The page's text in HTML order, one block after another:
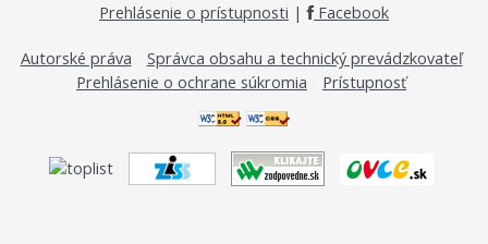
Prehlásenie o prístupnosti | Facebook
Autorské práva
Správca obsahu a technický prevádzkovateľ
Prehlásenie o ochrane súkromia
Prístupnosť